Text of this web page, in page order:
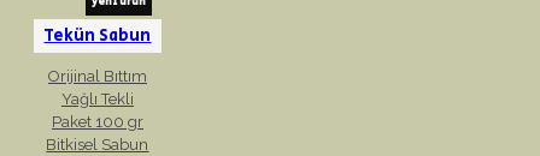
Tekün Sabun
Orijinal Bıttım
Yağlı Tekli
Paket 100 gr
Bitkisel Sabun